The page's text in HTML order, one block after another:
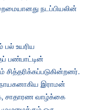
நடப்பியலின்
உயரிய
பண்பாட்டின்
இராமன்
சாதாரண வாழ்க்கை